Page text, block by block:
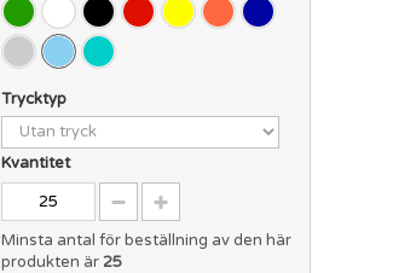
Trycktyp
Kvantitet
Minsta antal för beställning av den här
produkten är 25